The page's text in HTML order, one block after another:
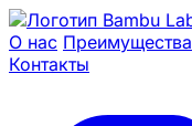
О нас Преимущества
Контакты